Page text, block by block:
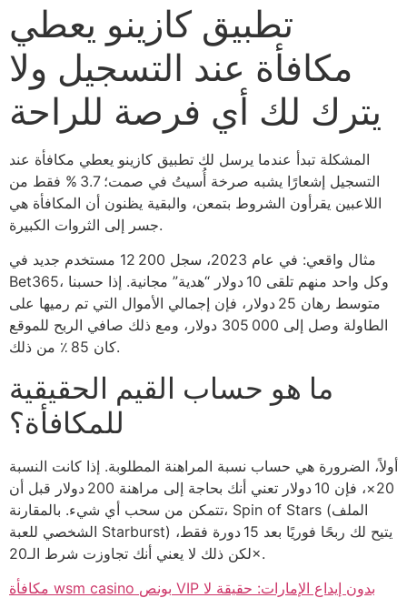
تطبيق كازينو يعطي
مكافأة عند التسجيل ولا
يترك لك أي فرصة للراحة
المشكلة تبدأ عندما يرسل لك تطبيق كازينو يعطي مكافأة عند
التسجيل إشعارًا يشبه صرخة أُسيتُ في صمت؛ 3.7 % فقط من
اللاعبين يقرأون الشروط بتمعن، والبقية يظنون أن المكافأة هي
جسر إلى الثروات الكبيرة.
مثال واقعي: في عام 2023، سجل 12 200 مستخدم جديد في
Bet365، وكل واحد منهم تلقى 10 دولار “هدية” مجانية. إذا حسبنا
متوسط رهان 25 دولار، فإن إجمالي الأموال التي تم رميها على
الطاولة وصل إلى 305 000 دولار، ومع ذلك صافي الربح للموقع
كان 85 ٪ من ذلك.
ما هو حساب القيم الحقيقية
للمكافأة؟
أولاً، الضرورة هي حساب نسبة المراهنة المطلوبة. إذا كانت النسبة
20×، فإن 10 دولار تعني أنك بحاجة إلى مراهنة 200 دولار قبل أن
تتمكن من سحب أي شيء. بالمقارنة، Spin of Stars (الملف
الشخصي للعبة Starburst) يتيح لك ربحًا فوريًا بعد 15 دورة فقط،
لكن ذلك لا يعني أنك تجاوزت شرط الـ20×.
مكافأة wsm casino بونص VIP بدون إيداع الإمارات: حقيقة لا